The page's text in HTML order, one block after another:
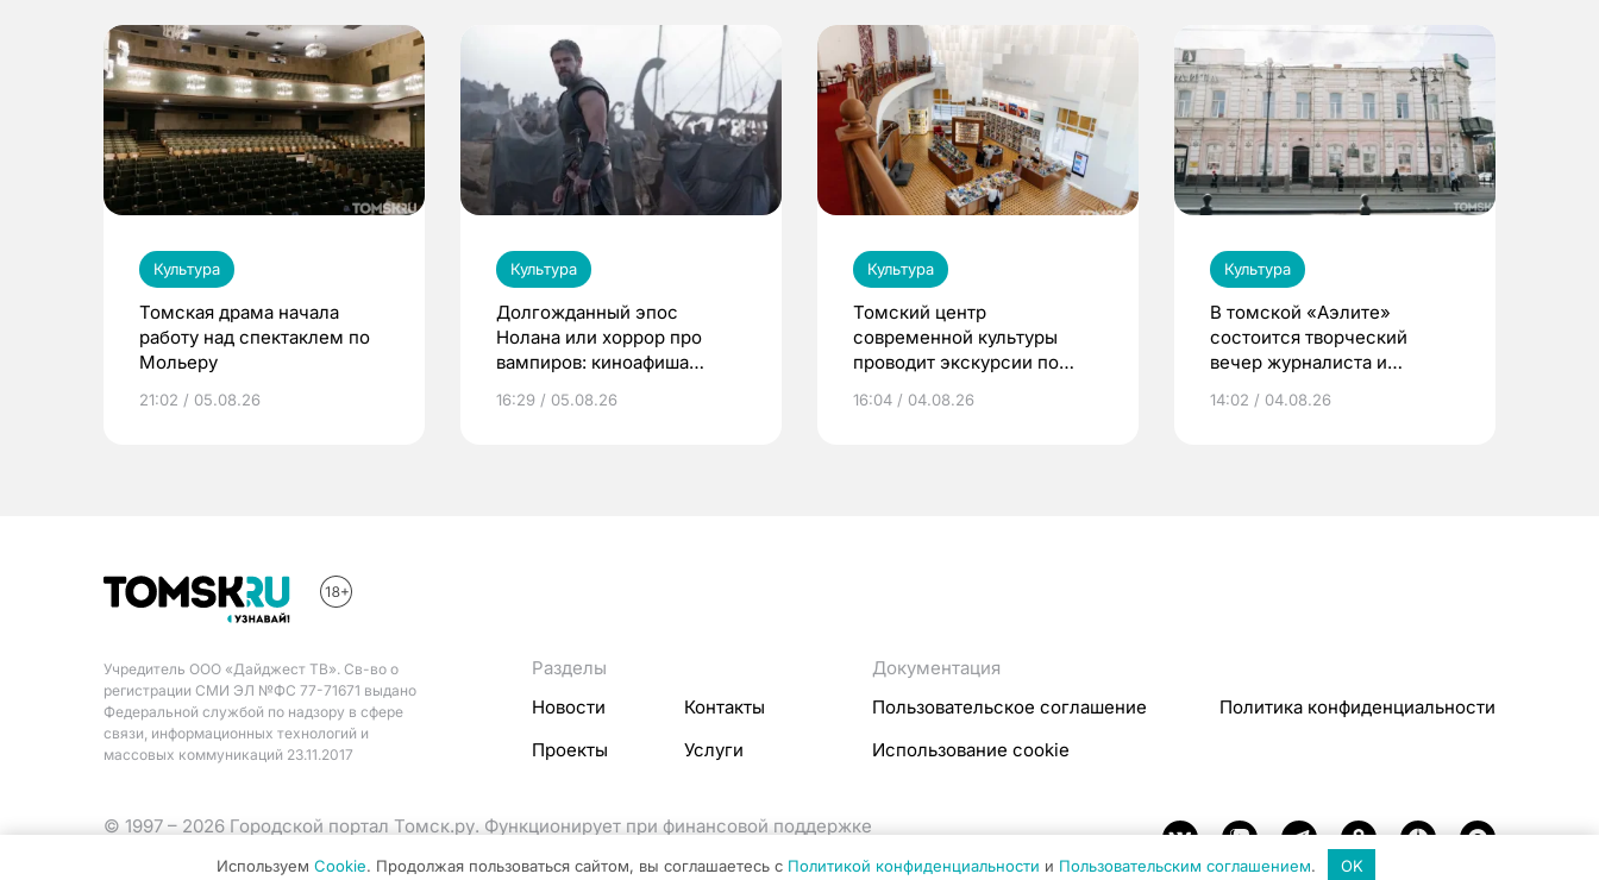
Культура
Томская драма начала
работу над спектаклем по
Мольеру
21:02 / 05.08.26
Культура
Долгожданный эпос
Нолана или хоррор про
вампиров: киноафиша
16:29 / 05.08.26
Культура
Томский центр
современной культуры
проводит экскурсии по
16:04 / 04.08.26
Культура
В томской «Аэлите»
состоится творческий
вечер журналиста и
Никифорова
14:02 / 04.08.26
Учредитель ООО «Дайджест ТВ». Св-во о
регистрации СМИ ЭЛ №ФС 77-71671 выдано
Федеральной службой по надзору в сфере
связи, информационных технологий и
массовых коммуникаций 23.11.2017
Разделы
Новости
Контакты
Проекты
Услуги
Документация
Пользовательское соглашение
Политика конфиденциальности
Использование cookie
© 1997 – 2026 Городской портал Томск.ру. Функционирует при финансовой поддержке
Используем Cookie. Продолжая пользоваться сайтом, вы соглашаетесь с Политикой конфиденциальности и Пользовательским соглашением. OK